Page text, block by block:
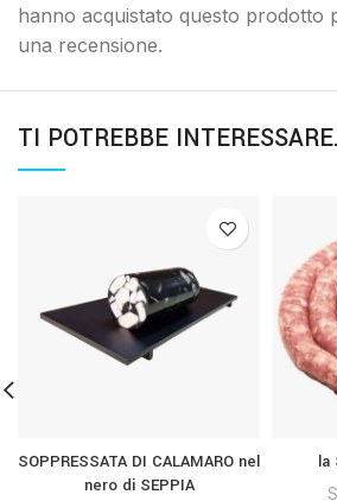
hanno acquistato questo prodotto
una recensione.
TI POTREBBE
SOPPRESSATA DI CALAMARO nel
nero di SEPPIA
la